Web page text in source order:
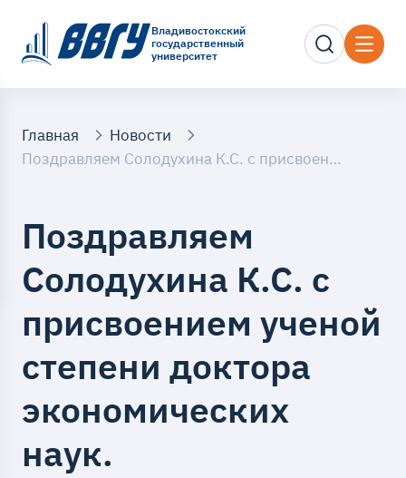
Владивостокский
государственный
университет
Главная
Новости
Поздравляем Солодухина К.С. с присвоением ученой степени доктора экономических наук.
Поздравляем
Солодухина К.С. с
присвоением ученой
степени доктора
экономических
наук.